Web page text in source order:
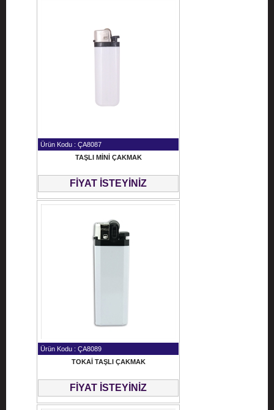
Ürün Kodu : ÇA8087
TAŞLI MİNİ ÇAKMAK
FİYAT İSTEYİNİZ
Ürün Kodu : ÇA8089
TOKAİ TAŞLI ÇAKMAK
FİYAT İSTEYİNİZ